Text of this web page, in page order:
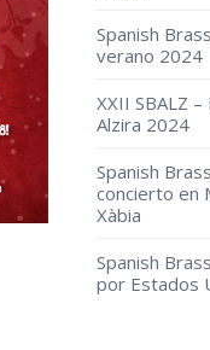
Spanish
verano 2024
XXII SBALZ
Alzira 2024
Spanish
concierto en
Xàbia
Spanish
por Estados